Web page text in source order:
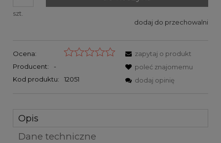
szt.
dodaj do przechowalni
Ocena:
Producent:
-
Kod produktu:
12051
zapytaj o produkt
poleć znajomemu
dodaj opinię
Opis
Dane techniczne